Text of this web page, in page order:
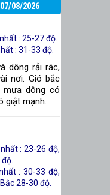
08/2026
: 25-27 độ.
: 31-33 độ.
dông rải rác,
nơi. Gió bắc
mưa dông có
giật mạnh.
: 23-26 độ,
: 30-33 độ,
28-30 độ.